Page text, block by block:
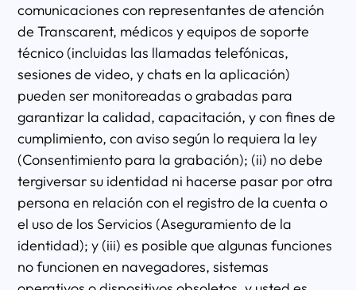
comunicaciones con representantes de atención
de Transcarent, médicos y equipos de soporte
técnico (incluidas las llamadas telefónicas,
sesiones de video, y chats en la aplicación)
pueden ser monitoreadas o grabadas para
garantizar la calidad, capacitación, y con fines de
cumplimiento, con aviso según lo requiera la ley
(Consentimiento para la grabación); (ii) no debe
tergiversar su identidad ni hacerse pasar por otra
persona en relación con el registro de la cuenta o
el uso de los Servicios (Aseguramiento de la
identidad); y (iii) es posible que algunas funciones
no funcionen en navegadores, sistemas